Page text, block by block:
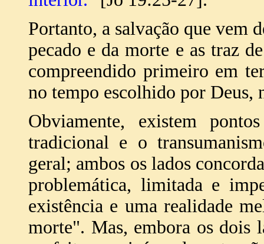
Portanto, a salvação que vem
pecado e da morte e as traz
compreendido primeiro em
no tempo escolhido por Deus,
Obviamente, existem
tradicional e o
geral; ambos os lados
problemática, limitada e
existência e uma realidade
morte". Mas, embora os dois